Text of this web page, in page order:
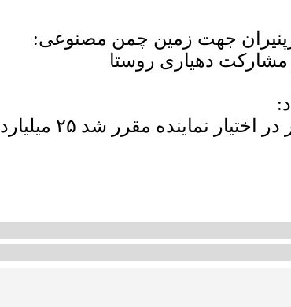
جهت زمین چمن مصنوعی:
و مشارکت دهیاری روستا
از محل استانی و محرومیت و اعتبار در اختیار نماینده مقرر شد ۲۵ میلیارد